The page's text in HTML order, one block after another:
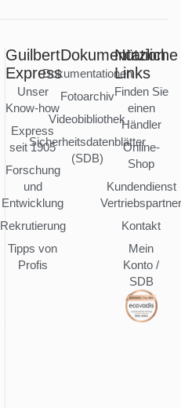
Guilbert
Express
Unser
Know-how
Express
seit 1905
Forschung
und
Entwicklung
Rekrutierung
Tipps von
Profis
Dokumentation
Dokumentationen
Fotoarchiv
Videobibliothek
Sicherheitsdatenblätter
(SDB)
Nützliche
Links
Finden Sie
einen
Händler
Online-
Shop
Kundendienst
Kontakt
Mein
Konto /
SDB